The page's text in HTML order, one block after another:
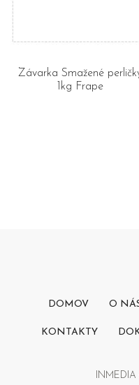
Závarka Smažené
1kg Frape
DOMOV O
KONTAKTY